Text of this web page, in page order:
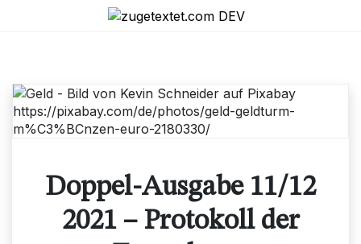
Doppel-Ausgabe 11/12
2021 – Protokoll der